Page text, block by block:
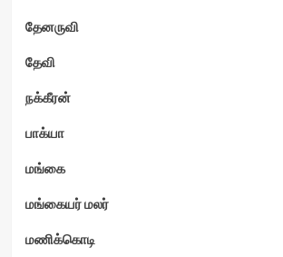
தேனருவி
தேவி
நக்கீரன்
பாக்யா
மங்கை
மங்கையர் மலர்
மணிக்கொடி